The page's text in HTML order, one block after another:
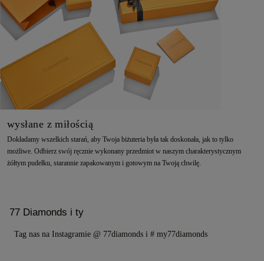
wysłane z miłością
Dokładamy wszelkich starań, aby Twoja biżuteria była tak doskonała, jak to tylko
możliwe. Odbierz swój ręcznie wykonany przedmiot w naszym charakterystycznym
żółtym pudełku, starannie zapakowanym i gotowym na Twoją chwilę.
77 Diamonds i ty
Tag nas na Instagramie @ 77diamonds i # my77diamonds